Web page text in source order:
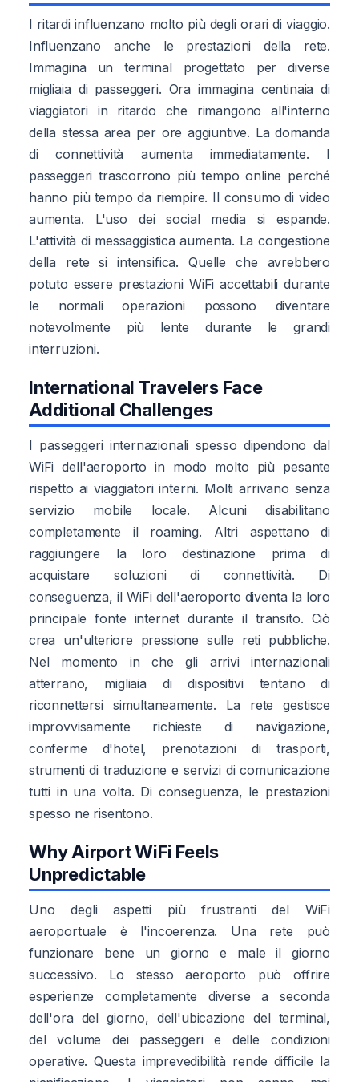
I ritardi influenzano molto più degli orari di viaggio.
Influenzano anche le prestazioni della rete.
Immagina un terminal progettato per diverse
migliaia di passeggeri. Ora immagina centinaia di
viaggiatori in ritardo che rimangono all'interno
della stessa area per ore aggiuntive. La domanda
di connettività aumenta immediatamente. I
passeggeri trascorrono più tempo online perché
hanno più tempo da riempire. Il consumo di video
aumenta. L'uso dei social media si espande.
L'attività di messaggistica aumenta. La congestione
della rete si intensifica. Quelle che avrebbero
potuto essere prestazioni WiFi accettabili durante
le normali operazioni possono diventare
notevolmente più lente durante le grandi
interruzioni.
International Travelers Face
Additional Challenges
I passeggeri internazionali spesso dipendono dal
WiFi dell'aeroporto in modo molto più pesante
rispetto ai viaggiatori interni. Molti arrivano senza
servizio mobile locale. Alcuni disabilitano
completamente il roaming. Altri aspettano di
raggiungere la loro destinazione prima di
acquistare soluzioni di connettività. Di
conseguenza, il WiFi dell'aeroporto diventa la loro
principale fonte internet durante il transito. Ciò
crea un'ulteriore pressione sulle reti pubbliche.
Nel momento in che gli arrivi internazionali
atterrano, migliaia di dispositivi tentano di
riconnettersi simultaneamente. La rete gestisce
improvvisamente richieste di navigazione,
conferme d'hotel, prenotazioni di trasporti,
strumenti di traduzione e servizi di comunicazione
tutti in una volta. Di conseguenza, le prestazioni
spesso ne risentono.
Why Airport WiFi Feels
Unpredictable
Uno degli aspetti più frustranti del WiFi
aeroportuale è l'incoerenza. Una rete può
funzionare bene un giorno e male il giorno
successivo. Lo stesso aeroporto può offrire
esperienze completamente diverse a seconda
dell'ora del giorno, dell'ubicazione del terminal,
del volume dei passeggeri e delle condizioni
operative. Questa imprevedibilità rende difficile la